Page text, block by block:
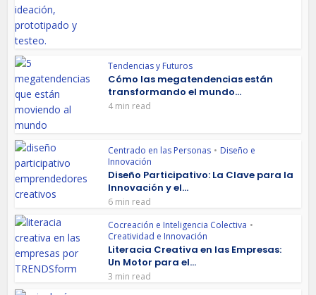
Tendencias y Futuros
Cómo las megatendencias están
transformando el mundo...
4 min read
Centrado en las Personas • Diseño e
Innovación
Diseño Participativo: La Clave para la
Innovación y el...
6 min read
Cocreación e Inteligencia Colectiva •
Creatividad e Innovación
Literacia Creativa en las Empresas:
Un Motor para el...
3 min read